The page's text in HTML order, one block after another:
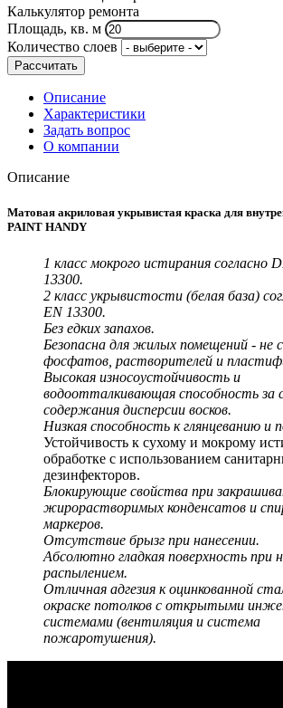
Калькулятор ремонта
Площадь, кв. м
Количество слоев
Рассчитать
Описание
Характеристики
Задать вопрос
О компании
Описание
Матовая акриловая укрывистая краска для
PAINT HANDY
1 класс мокрого истирания согласно
13300.
2 класс укрывистости (белая база)
EN 13300.
Без едких запахов.
Безопасна для жилых помещений - не
фосфатов, растворителей и
Высокая износоустойчивость и
водоотталкивающая способность за
содержания дисперсии восков.
Низкая способность к глянцеванию
Устойчивость к сухому и мокрому
обработке с использованием
дезинфекторов.
Блокирующие свойства при
жирорастворимых конденсатов и
маркеров.
Отсутствие брызг при нанесении.
Абсолютно гладкая поверхность при
распылением.
Отличная адгезия к оцинкованной
окраске потолков с открытыми
системами (вентиляция и система
пожаротушения).